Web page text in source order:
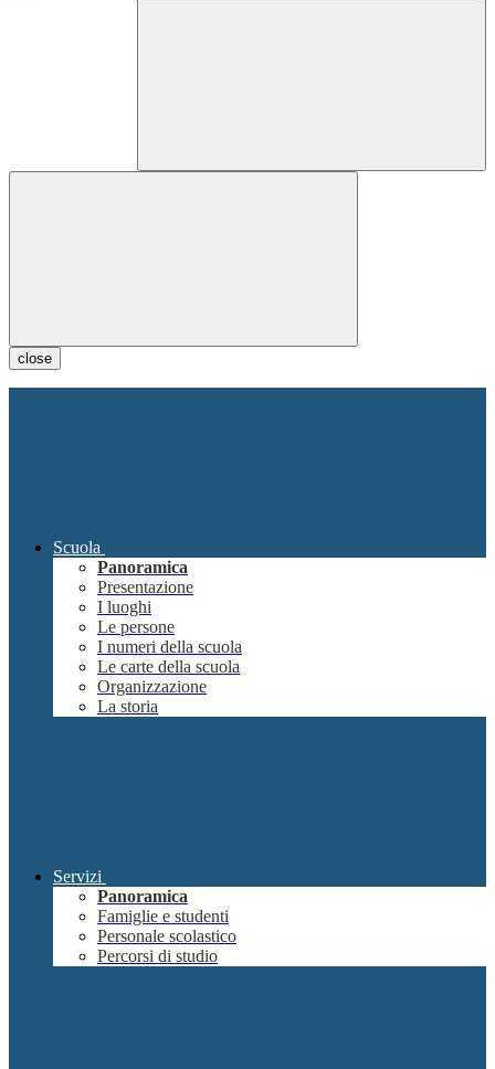
close
Scuola
Panoramica
Presentazione
I luoghi
Le persone
I numeri della scuola
Le carte della scuola
Organizzazione
La storia
Servizi
Panoramica
Famiglie e studenti
Personale scolastico
Percorsi di studio